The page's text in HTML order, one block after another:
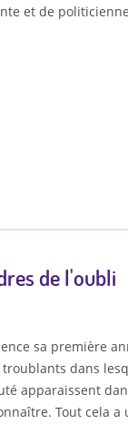
et de
de l'oubli
sa première
troublants dans
apparaissent
Tout cela a